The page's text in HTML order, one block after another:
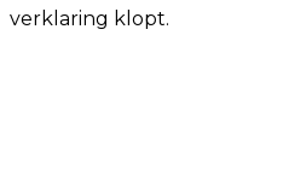
verklaring klopt.